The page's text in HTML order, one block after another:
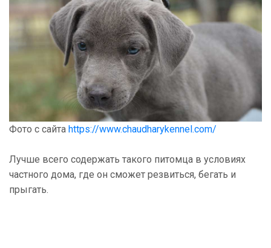
Фото с сайта https://www.chaudharykennel.com/
Лучше всего содержать такого питомца в условиях
частного дома, где он сможет резвиться, бегать и
прыгать.